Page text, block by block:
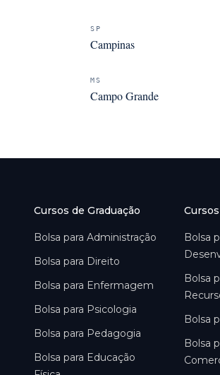
SP
Campinas
MS
Campo Grande
Cursos de Graduação
Bolsa para Administração
Bolsa para Direito
Bolsa para Enfermagem
Bolsa para Psicologia
Bolsa para Pedagogia
Bolsa para Educação
Bolsa
Bolsa
Bolsa
Bolsa